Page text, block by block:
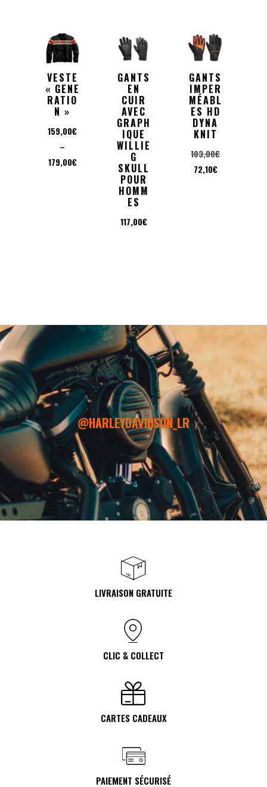
VESTE
« GENE
RATIO
N »
159,00€
–
179,00€Plage
GANTS
EN
CUIR
AVEC
GRAPH
IQUE
WILLIE
G
SKULL
POUR
HOMM
ES
117,00€
GANTS
IMPER
MÉABL
ES HD
DYNA
KNIT
103,00€Le
72,10€Le
@HARLEYDAVIDSON_LR
LIVRAISON GRATUITE
CLIC & COLLECT
CARTES CADEAUX
PAIEMENT SÉCURISÉ